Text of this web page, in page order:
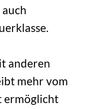
anderen
mehr vom
ermöglicht